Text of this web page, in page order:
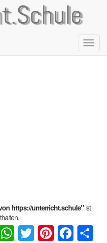
https://unterricht.schule"ist
WhatsApp
Twitter